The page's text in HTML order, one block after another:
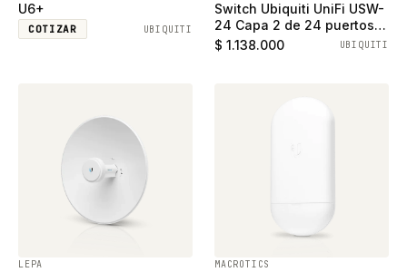
U6+
COTIZAR UBIQUITI
Switch Ubiquiti UniFi USW-
24 Capa 2 de 24 puertos
ethernet gigabit y 2
$ 1.138.000 UBIQUITI
LEPA MACROTICS